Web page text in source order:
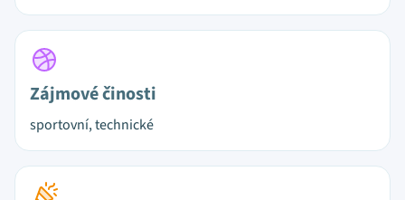
Zájmové činosti
sportovní, technické